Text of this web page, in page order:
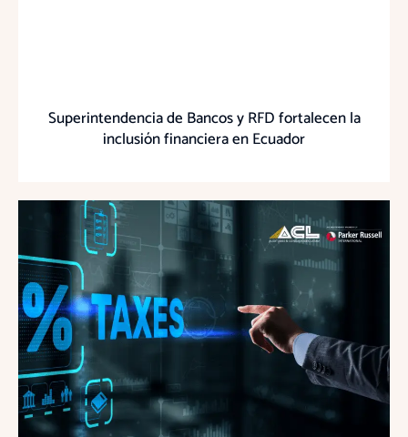
Superintendencia de Bancos y RFD fortalecen la
inclusión financiera en Ecuador